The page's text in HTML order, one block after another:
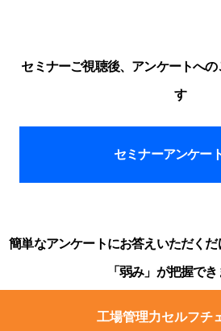
セミナーご視聴後、アンケートへ
す
セミナーアンケー
簡単なアンケートにお答えいただくだ
「弱み」が把握でき
工場管理力セルフチ